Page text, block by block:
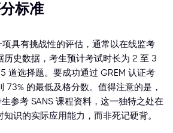
标准
具有挑战性的评估，通常以在线监考
历史数据，考生预计考试时长为 2 至 3
道选择题。要成功通过 GREM 认证考
73% 的最低及格分数。值得注意的是，
参考 SANS 课程资料，这一独特之处在
识的实际应用能力，而非死记硬背。